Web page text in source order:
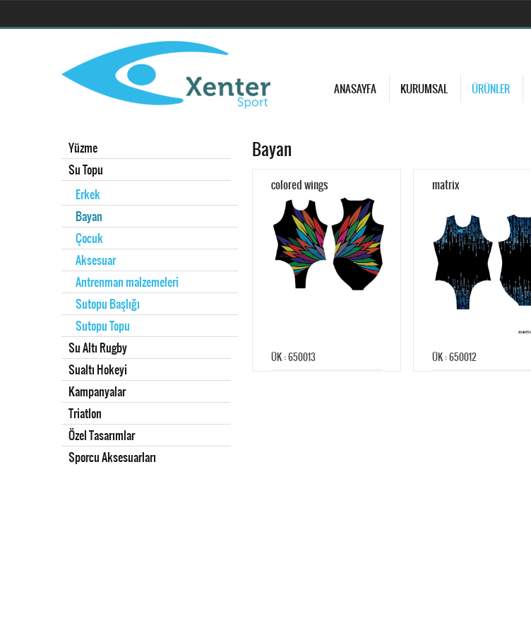
ANASAYFA KURUMSAL ÜRÜNLER
Bayan
colored wings
ÜK : 650013
matrix
ÜK : 650012
Yüzme
Su Topu
Erkek
Bayan
Çocuk
Aksesuar
Antrenman malzemeleri
Sutopu Başlığı
Sutopu Topu
Su Altı Rugby
Sualtı Hokeyi
Kampanyalar
Triatlon
Özel Tasarımlar
Sporcu Aksesuarları